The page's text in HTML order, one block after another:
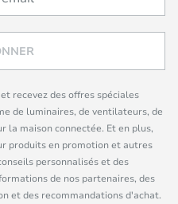
recevez des offres spéciales
de luminaires, de ventilateurs, de
la maison connectée. Et en plus,
produits en promotion et autres
personnalisés et des
de nos partenaires, des
et des recommandations d'achat.